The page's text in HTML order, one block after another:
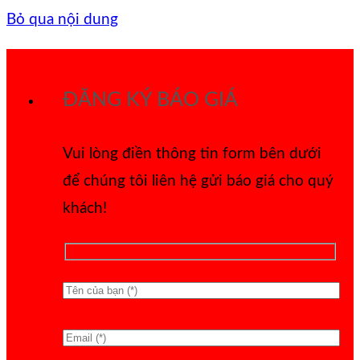
Bỏ qua nội dung
ĐĂNG KÝ BÁO GIÁ
Vui lòng điền thông tin form bên dưới
để chúng tôi liên hệ gửi báo giá cho quý
khách!